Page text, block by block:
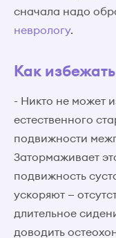
сначала надо
неврологу.
Как
- Никто не может
естественного
подвижности
Затормаживает
подвижность
ускоряют —
длительное
доводить